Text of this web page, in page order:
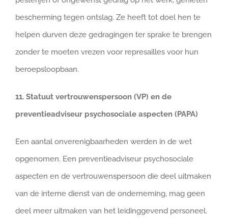
bescherming tegen ontslag. Ze heeft tot doel hen te
helpen durven deze gedragingen ter sprake te brengen
zonder te moeten vrezen voor represailles voor hun
beroepsloopbaan.
11. Statuut vertrouwenspersoon (VP) en de
preventieadviseur psychosociale aspecten (PAPA)
Een aantal onverenigbaarheden werden in de wet
opgenomen. Een preventieadviseur psychosociale
aspecten en de vertrouwenspersoon die deel uitmaken
van de interne dienst van de onderneming, mag geen
deel meer uitmaken van het leidinggevend personeel.